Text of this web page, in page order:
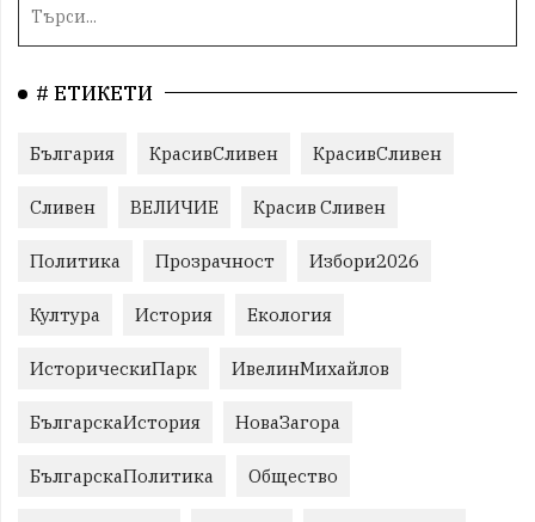
# ЕТИКЕТИ
България КрасивСливен КрасивСливен
Сливен ВЕЛИЧИЕ Красив Сливен
Политика Прозрачност Избори2026
Култура История Екология
ИсторическиПарк ИвелинМихайлов
БългарскаИстория НоваЗагора
БългарскаПолитика Общество